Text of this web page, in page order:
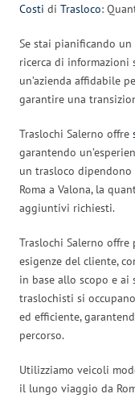
Costi di Trasloco:
Se stai pianificando un
ricerca di informazioni
un’azienda affidabile
garantire una
Traslochi Salerno offre
garantendo
un trasloco
Roma a Valona, la
aggiuntivi richiesti.
Traslochi Salerno
esigenze del cliente,
in base allo scopo e
traslochisti si
ed efficiente,
percorso.
Utilizziamo veicoli
il lungo viaggio da